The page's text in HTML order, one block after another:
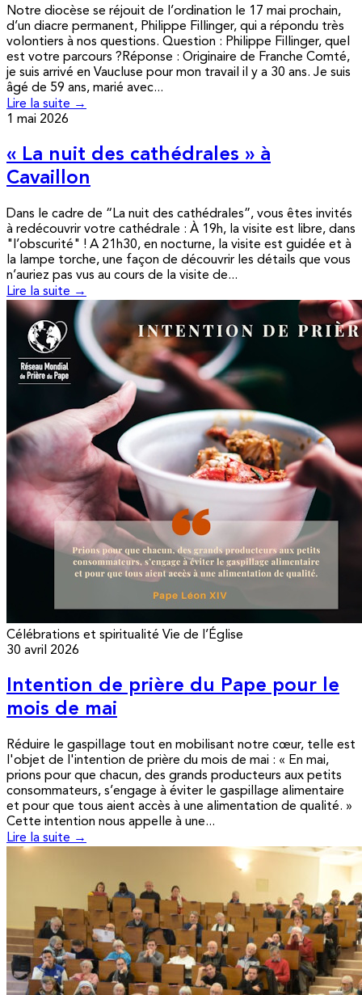
Notre diocèse se réjouit de l’ordination le 17 mai prochain,
d’un diacre permanent, Philippe Fillinger, qui a répondu très
volontiers à nos questions. Question : Philippe Fillinger, quel
est votre parcours ?Réponse : Originaire de Franche Comté,
je suis arrivé en Vaucluse pour mon travail il y a 30 ans. Je suis
âgé de 59 ans, marié avec...
Lire la suite →
1 mai 2026
« La nuit des cathédrales » à
Cavaillon
Dans le cadre de “La nuit des cathédrales”, vous êtes invités
à redécouvrir votre cathédrale : À 19h, la visite est libre, dans
"l’obscurité" ! A 21h30, en nocturne, la visite est guidée et à
la lampe torche, une façon de découvrir les détails que vous
n’auriez pas vus au cours de la visite de...
Lire la suite →
Célébrations et spiritualité Vie de l’Église
30 avril 2026
Intention de prière du Pape pour le
mois de mai
Réduire le gaspillage tout en mobilisant notre cœur, telle est
l'objet de l'intention de prière du mois de mai : « En mai,
prions pour que chacun, des grands producteurs aux petits
consommateurs, s’engage à éviter le gaspillage alimentaire
et pour que tous aient accès à une alimentation de qualité. »
Cette intention nous appelle à une...
Lire la suite →